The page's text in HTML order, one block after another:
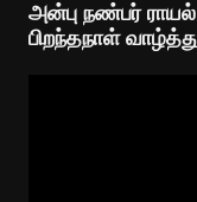
அன்பு நண்பர் ராயல்
பிறந்தநாள்